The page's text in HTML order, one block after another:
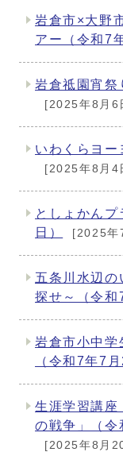
岩倉市×大野
アー（令和7
岩倉祗園宵祭
[2025年8月6
いわくらヨー
[2025年8月4
としょかん
日）
[2025年
五条川水辺の
探せ～（令和
岩倉市小中学
（令和7年7月
生涯学習講
の戦争」（令
[2025年8月